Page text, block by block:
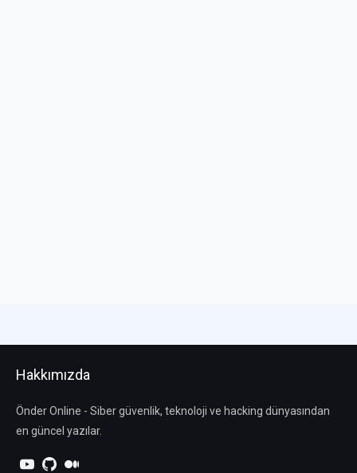
Hakkımızda
Önder Online - Siber güvenlik, teknoloji ve hacking dünyasından
en güncel yazılar.